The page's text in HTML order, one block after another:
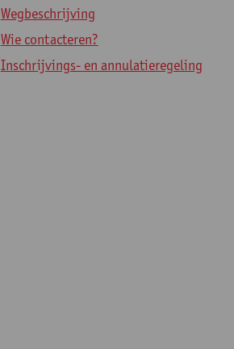
Wegbeschrijving
Wie contacteren?
Inschrijvings- en annulatieregeling